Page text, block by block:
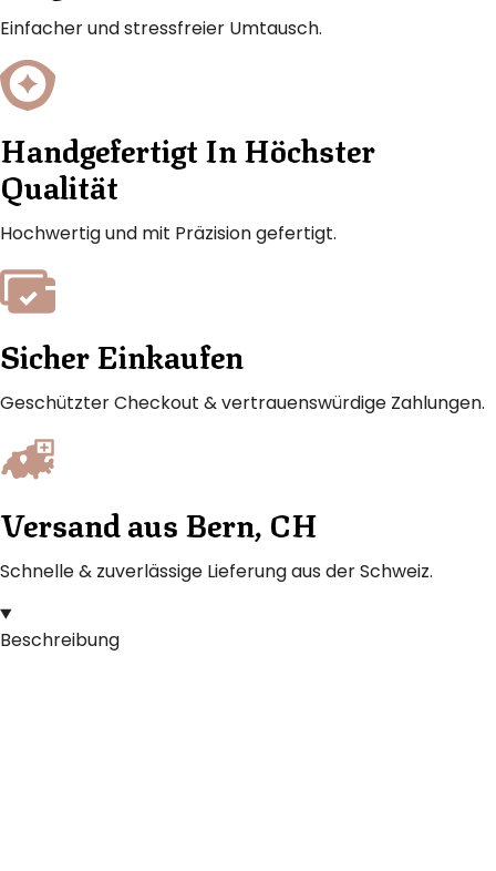
Einfacher und stressfreier Umtausch.
Handgefertigt In Höchster
Qualität
Hochwertig und mit Präzision gefertigt.
Sicher Einkaufen
Geschützter Checkout & vertrauenswürdige Zahlungen.
Versand aus Bern, CH
Schnelle & zuverlässige Lieferung aus der Schweiz.
Beschreibung